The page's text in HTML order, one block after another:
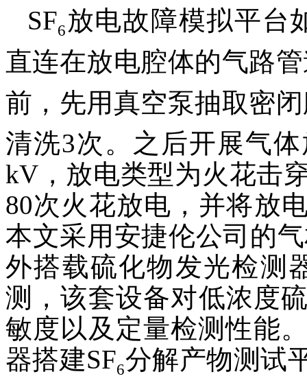
SF6放电故障模拟平台
直连在放电腔体的气路
前，先用真空泵抽取密
清洗3次。之后开展气
kV，放电类型为火花击
80次火花放电，并将放
本文采用安捷伦公司的
外搭载硫化物发光检测
测，该套设备对低浓度
敏度以及定量检测性能
器搭建SF6分解产物测试